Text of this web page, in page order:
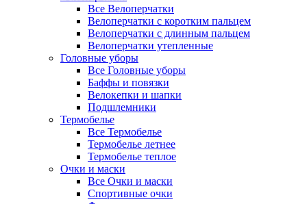
Все Велоперчатки
Велоперчатки с коротким пальцем
Велоперчатки с длинным пальцем
Велоперчатки утепленные
Головные уборы
Все Головные уборы
Баффы и повязки
Велокепки и шапки
Подшлемники
Термобелье
Все Термобелье
Термобелье летнее
Термобелье теплое
Очки и маски
Все Очки и маски
Спортивные очки